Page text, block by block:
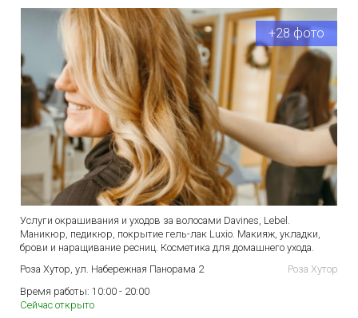
+28 фото
Услуги окрашивания и уходов за волосами Davines, Lebel.
Маникюр, педикюр, покрытие гель-лак Luxio. Макияж, укладки,
брови и наращивание ресниц. Косметика для домашнего ухода.
Роза Хутор, ул. Набережная Панорама 2
Роза Хутор
Время работы: 10:00 - 20:00
Сейчас открыто